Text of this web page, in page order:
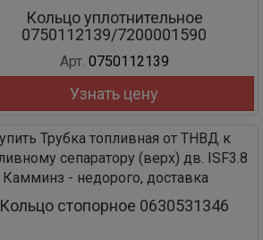
Кольцо уплотнительное
0750112139/7200001590
Арт. 0750112139
Узнать цену
Кольцо стопорное 0630531346